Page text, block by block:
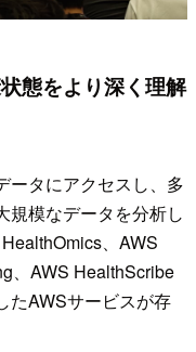
態をより深く理解
ータにアクセスし、多
規模なデータを分析し
、AWS
、AWS HealthScribe
たAWSサービスが存